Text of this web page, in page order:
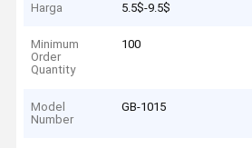
Harga 5.5$-9.5$
Minimum
Order
Quantity
100
Model
Number
GB-1015